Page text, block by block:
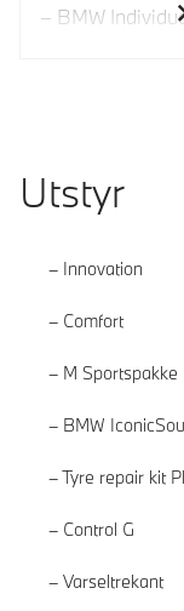
BMW
Utstyr
Innovation
Comfort
M Sportspakke
BMW
Tyre repair kit
Control G
Varseltrekant